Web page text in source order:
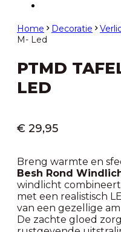
Home Decoratie
M- Led
PTMD
LED
€ 29,95
Breng warmte en
Besh Rond
windlicht
met een realistisch
van een gezellige
De zachte gloed